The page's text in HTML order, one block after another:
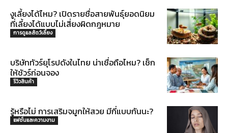
งูเลี้ยงได้ไหม? เปิดรายชื่อสายพันธุ์ยอดนิยม
ที่เลี้ยงได้แบบไม่เสี่ยงผิดกฎหมาย
การดูแลสัตว์เลี้ยง
บริษัททัวร์ยุโรปดังในไทย น่าเชื่อถือไหม? เช็ก
ให้ชัวร์ก่อนจอง
รีวิวสินค้า
รู้หรือไม่ การเสริมจมูกให้สวย มีกี่แบบกันนะ?
แฟชั่นและความงาม